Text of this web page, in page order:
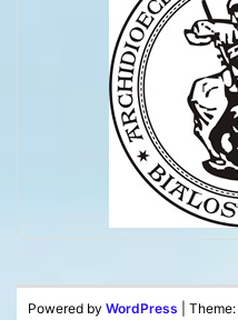
Powered by WordPress | Theme: